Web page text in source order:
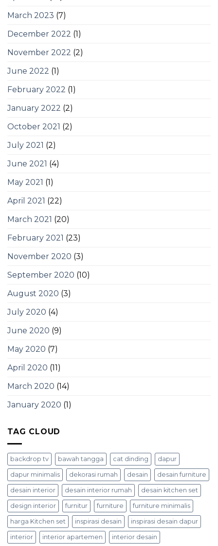
March 2023 (7)
December 2022 (1)
November 2022 (2)
June 2022 (1)
February 2022 (1)
January 2022 (2)
October 2021 (2)
July 2021 (2)
June 2021 (4)
May 2021 (1)
April 2021 (22)
March 2021 (20)
February 2021 (23)
November 2020 (3)
September 2020 (10)
August 2020 (3)
July 2020 (4)
June 2020 (9)
May 2020 (7)
April 2020 (11)
March 2020 (14)
January 2020 (1)
TAG CLOUD
backdrop tv bawah tangga cat dinding dapur
dapur minimalis dekorasi rumah desain desain furniture
desain interior desain interior rumah desain kitchen set
design interior furnitur furniture furniture minimalis
harga Kitchen set inspirasi desain inspirasi desain dapur
interior interior apartemen interior desain